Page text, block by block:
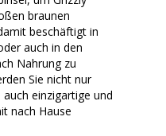
braunen
beschäftigt in
auch in den
Nahrung zu
Sie nicht nur
einzigartige und
nach Hause